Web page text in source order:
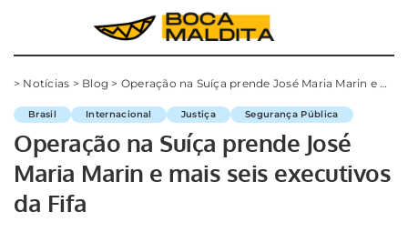
> Notícias > Blog > Operação na Suíça prende José Maria Marin e mais seis executivos da Fifa
Brasil Internacional Justiça Segurança Pública
Operação na Suíça prende José
Maria Marin e mais seis executivos
da Fifa